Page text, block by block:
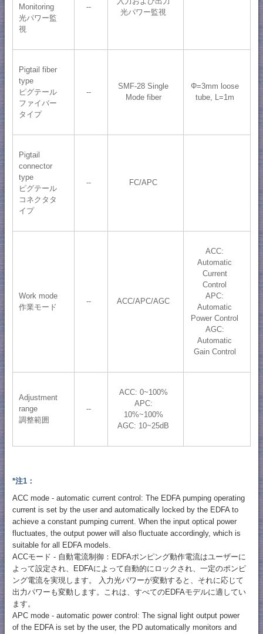
Monitoring
光パワー監
視
--
光パワー監視
Pigtail fiber
type
ピグテール
ファイバー
タイプ
--
SMF-28 Single
Mode fiber
Φ=3mm loose
tube, L=1m
Pigtail
connector
type
ピグテール
コネクタタ
イプ
-- FC/APC
Work mode
作業モード
-- ACC/APC/AGC
ACC:
Automatic
Current
Control
APC:
Automatic
Power Control
AGC:
Automatic
Gain Control
Adjustment
range
調整範囲
--
ACC: 0~100%
APC:
10%~100%
AGC: 10~25dB
*注1：
ACC mode - automatic current control: The EDFA pumping operating
current is set by the user and automatically locked by the EDFA to
achieve a constant pumping current. When the input optical power
fluctuates, the output power will also fluctuate accordingly, which is
suitable for all EDFA models.
ACCモード - 自動電流制御：EDFAポンピング動作電流はユーザーに
よって設定され、EDFAによって自動的にロックされ、一定のポンピ
ング電流を実現します。 入力光パワーが変動すると、それに応じて
出力パワーも変動します。これは、すべてのEDFAモデルに適してい
ます。
APC mode - automatic power control: The signal light output power
of the EDFA is set by the user, the PD automatically monitors and